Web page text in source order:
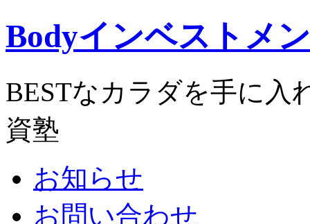
Bodyインベストメ
BESTなカラダを手に入
資塾
お知らせ
お問い合わせ